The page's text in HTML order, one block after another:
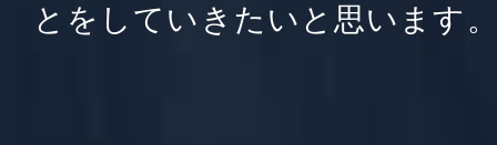
とをしていきたいと思います